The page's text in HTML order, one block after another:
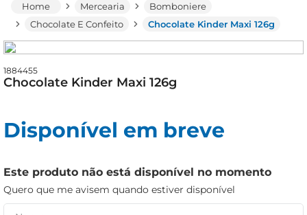
Mercearia
Bomboniere
Chocolate E Confeito
Chocolate Kinder Maxi 126g
1884455
Chocolate Kinder Maxi 126g
Disponível em breve
Este produto não está disponível no momento
Quero que me avisem quando estiver disponível
leite
queijo
azeite
papel higiênico